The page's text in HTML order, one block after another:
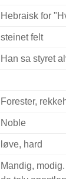
Hebraisk for
steinet felt
Han sa styret
Forester,
Noble
løve, hard
Mandig,